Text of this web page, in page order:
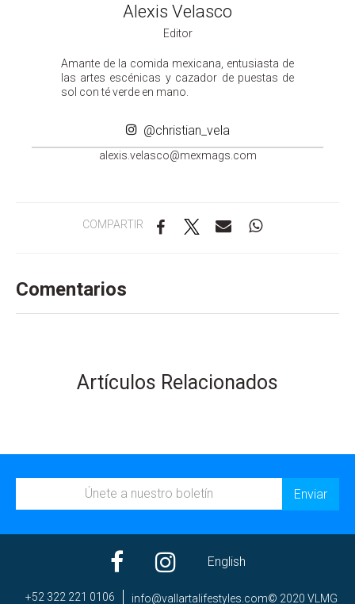
Alexis Velasco
Editor
Amante de la comida mexicana, entusiasta de
las artes escénicas y cazador de puestas de
sol con té verde en mano.
@christian_vela
moc.s
gamxe
m@ocs
alev.
sixel
a
COMPARTIR
Comentarios
Artículos Relacionados
English
+52 322 221 0106 moc.s
elyts
efila
trall
av@of
ni © 2020 VLMG